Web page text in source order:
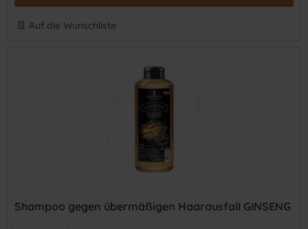
Auf die Wunschliste
Shampoo gegen übermäßigen Haarausfall GINSENG